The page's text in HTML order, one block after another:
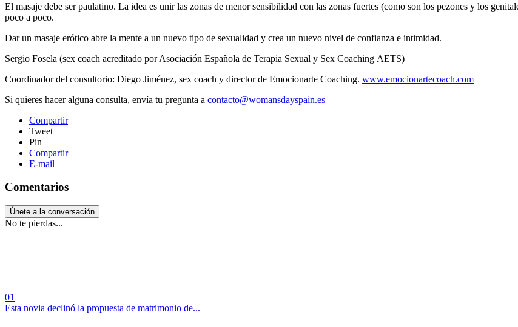
El masaje debe ser paulatino. La idea es unir las zonas de menor sensibilidad con las zonas fuertes (como son los pezones y los
poco a poco.
Dar un masaje erótico abre la mente a un nuevo tipo de sexualidad y crea un nuevo nivel de confianza e intimidad.
Sergio Fosela (sex coach acreditado por Asociación Española de Terapia Sexual y Sex Coaching AETS)
Coordinador del consultorio: Diego Jiménez, sex coach y director de Emocionarte Coaching. www.emocionartecoach.com
Si quieres hacer alguna consulta, envía tu pregunta a contacto@womansdayspain.es
Compartir
Tweet
Pin
Compartir
E-mail
Comentarios
Únete a la conversación
No te pierdas...
01
Esta novia declinó la propuesta de matrimonio de...